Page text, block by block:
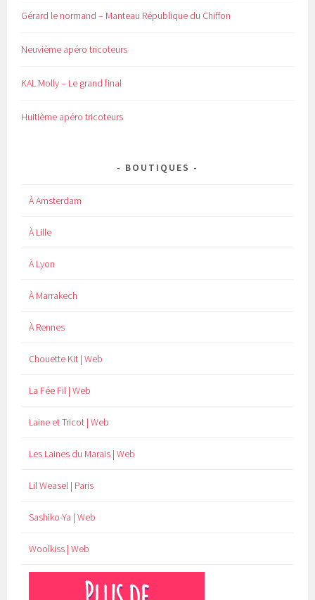
Gérard le normand – Manteau République du Chiffon
Neuvième apéro tricoteurs
KAL Molly – Le grand final
Huitième apéro tricoteurs
BOUTIQUES
À Amsterdam
À Lille
À Lyon
À Marrakech
À Rennes
Chouette Kit | Web
La Fée Fil | Web
Laine et Tricot | Web
Les Laines du Marais | Web
Lil Weasel | Paris
Sashiko-Ya | Web
Woolkiss | Web